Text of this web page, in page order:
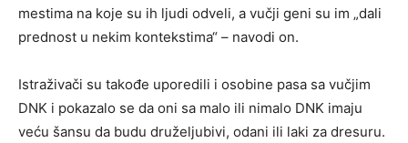
mestima na koje su ih ljudi odveli, a vučji geni su im „dali
prednost u nekim kontekstima“ – navodi on.
Istraživači su takođe uporedili i osobine pasa sa vučjim
DNK i pokazalo se da oni sa malo ili nimalo DNK imaju
veću šansu da budu druželjubivi, odani ili laki za dresuru.